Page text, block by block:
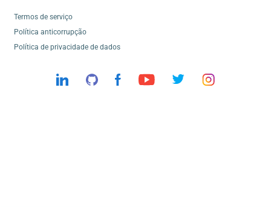
Termos de serviço
Política anticorrupção
Política de privacidade de dados